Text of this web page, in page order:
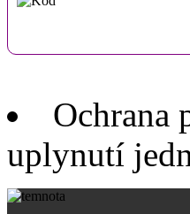
Ochrana
uplynutí